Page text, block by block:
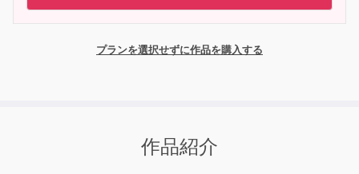
プランを選択せずに作品を購入する
作品紹介